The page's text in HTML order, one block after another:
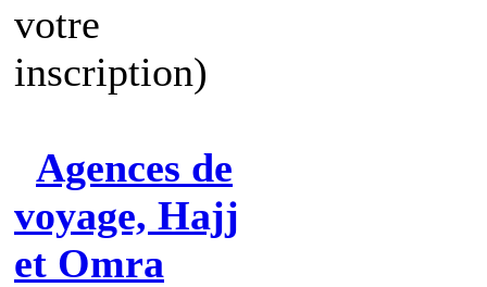
votre
inscription)
Agences de
voyage, Hajj
et Omra